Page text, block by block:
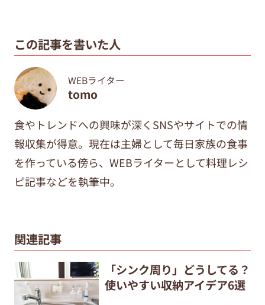
この記事を書いた人
WEBライター
tomo
食やトレンドへの興味が深くSNSやサイトでの情
報収集が得意。現在は主婦として毎日家族の食事
を作っている傍ら、WEBライターとして料理レシ
ピ記事などを執筆中。
関連記事
「シンク周り」どうしてる？
使いやすい収納アイデア6選